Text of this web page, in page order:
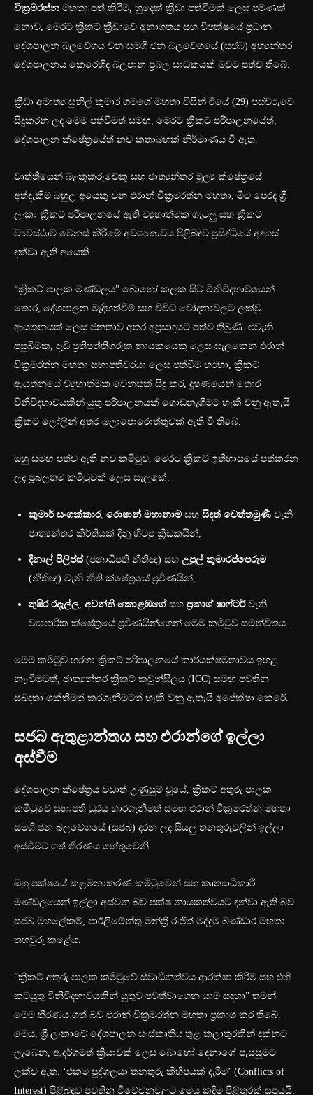
වික්‍රමරත්න මහතා පත් කිරීම, හුදෙක් ක්‍රීඩා පත්වීමක් ලෙස පමණක්
නොව, මෙරට ක්‍රිකට් ක්‍රීඩාවේ අනාගතය සහ විපක්ෂයේ ප්‍රධාන
දේශපාලන බලවේගය වන සමගි ජන බලවේගයේ (සජබ) අභ්‍යන්තර
දේශපාලනය කෙරෙහිද බලපාන ප්‍රබල සාධකයක් බවට පත්ව තිබේ.
ක්‍රීඩා අමාත්‍ය සුනිල් කුමාර ගමගේ මහතා විසින් ඊයේ (29) පස්වරුවේ
සිදුකරන ලද මෙම පත්වීමත් සමඟ, මෙරට ක්‍රිකට් පරිපාලනයේත්,
දේශපාලන ක්ෂේත්‍රයේත් නව කතාබහක් නිර්මාණය වී ඇත.
වෘත්තියෙන් බැංකුකරුවෙකු සහ ජාත්‍යන්තර මූල්‍ය ක්ෂේත්‍රයේ
අත්දැකීම් බහුල අයෙකු වන එරාන් වික්‍රමරත්න මහතා, මීට පෙරද ශ්‍රී
ලංකා ක්‍රිකට් පරිපාලනයේ ඇති ව්‍යුහාත්මක ගැටලු සහ ක්‍රිකට්
ව්‍යවස්ථාව වෙනස් කිරීමේ අවශ්‍යතාවය පිළිබඳව ප්‍රසිද්ධියේ අදහස්
දක්වා ඇති අයෙකි.
“ක්‍රිකට් පාලක මණ්ඩලය” බොහෝ කලක සිට විනිවිදභාවයෙන්
තොර, දේශපාලන මැදිහත්වීම් සහ විවිධ චෝදනාවලට ලක්වූ
ආයතනයක් ලෙස ජනතාව අතර අප්‍රසාදයට පත්ව තිබුණි. එවැනි
පසුබිමක, දැඩි ප්‍රතිපත්තිගරුක නායකයෙකු ලෙස සැලකෙන එරාන්
වික්‍රමරත්න මහතා සභාපතිවරයා ලෙස පත්වීම හරහා, ක්‍රිකට්
ආයතනයේ ව්‍යුහාත්මක වෙනසක් සිදු කර, දූෂණයෙන් තොර
විනිවිදභාවයකින් යුතු පරිපාලනයක් ගොඩනැගීමට හැකි වනු ඇතැයි
ක්‍රිකට් ලෝලීන් අතර බලාපොරොත්තුවක් ඇති වී තිබේ.
ඔහු සමඟ පත්ව ඇති නව කමිටුව, මෙරට ක්‍රිකට් ඉතිහාසයේ පත්කරන
ලද ප්‍රබලතම කමිටුවක් ලෙස සැලකේ.
කුමාර් සංගක්කාර, රොෂාන් මහානාම සහ සිදත් වෙත්තමුණි වැනි
ජාත්‍යන්තර කීර්තියක් දිනූ හිටපු ක්‍රීඩකයින්,
දිනාල් පිලිප්ස්(ජනාධිපති නීතිඥ) සහ උපුල් කුමාරප්පෙරුම
(නීතිඥ) වැනි නීති ක්ෂේත්‍රයේ ප්‍රවීණයින්,
තුෂිර රදැල්ල අවන්ති කොළඹගේසහ ප්‍රකාශ් ෂාෆ්ටර්වැනි
ව්‍යාපාරික ක්ෂේත්‍රයේ ප්‍රවීණයින්ගෙන් මෙම කමිටුව සමන්විතය.
මෙම කමිටුව හරහා ක්‍රිකට් පරිපාලනයේ කාර්යක්ෂමතාවය ඉහළ
නැංවීමටත්, ජාත්‍යන්තර ක්‍රිකට් කවුන්සිලය (ICC) සමඟ පවතින
සබඳතා ශක්තිමත් කරගැනීමටත් හැකි වනු ඇතැයි අපේක්ෂා කෙරේ.
සජබ ඇතුළාන්තය සහ එරාන්ගේ ඉල්ලා
අස්වීම
දේශපාලන ක්ෂේත්‍රය වඩාත් උණුසුම් වූයේ, ක්‍රිකට් අතුරු පාලක
කමිටුවේ සභාපති ධුරය භාරගැනීමත් සමඟ එරාන් වික්‍රමරත්න මහතා
සමගි ජන බලවේගයේ (සජබ) දරන ලද සියලු තනතුරුවලින් ඉල්ලා
අස්වීමට ගත් තීරණය හේතුවෙනි.
ඔහු පක්ෂයේ කළමනාකරණ කමිටුවෙන් සහ කෘත්‍යාධිකාරී
මණ්ඩලයෙන් ඉල්ලා අස්වන බව පක්ෂ නායකත්වයට දන්වා ඇති බව
සජබ මහලේකම්, පාර්ලිමේන්තු මන්ත්‍රී රංජිත් මද්දුම බණ්ඩාර මහතා
තහවුරු කළේය.
“ක්‍රිකට් අතුරු පාලක කමිටුවේ ස්වාධීනත්වය ආරක්ෂා කිරීම සහ එහි
කටයුතු විනිවිදභාවයකින් යුතුව පවත්වාගෙන යාම සඳහා” තමන්
මෙම තීරණය ගත් බව එරාන් වික්‍රමරත්න මහතා ප්‍රකාශ කර තිබේ.
මෙය, ශ්‍රී ලංකාවේ දේශපාලන සංස්කෘතිය තුළ කලාතුරකින් දක්නට
ලැබෙන, ආදර්ශමත් ක්‍රියාවක් ලෙස බොහෝ දෙනාගේ පැසසුමට
ලක්ව ඇත. ‘එකම පුද්ගලයා තනතුරු කිහිපයක් දැරීම’ (Conflicts of
Interest) පිළිබඳව පවතින විවේචනවලට මෙය කදිම පිළිතුරක් සපයයි.